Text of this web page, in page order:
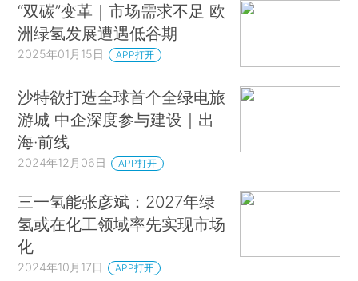
“双碳”变革｜市场需求不足 欧
洲绿氢发展遭遇低谷期
2025年01月15日 APP打开
沙特欲打造全球首个全绿电旅
游城 中企深度参与建设｜出
海·前线
2024年12月06日 APP打开
三一氢能张彦斌：2027年绿
氢或在化工领域率先实现市场
化
2024年10月17日 APP打开